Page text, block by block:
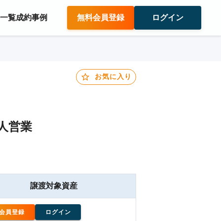
覧成約事例 無料会員登録 ログイン
お気に入り
営業
員登録 ログイン
譲渡対象資産